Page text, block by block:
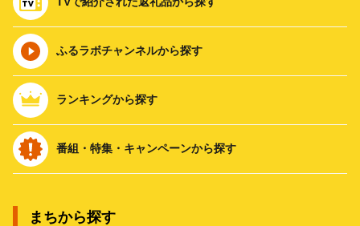
ふるラボチャンネルから探す
ランキングから探す
番組・特集・キャンペーンから探す
まちから探す